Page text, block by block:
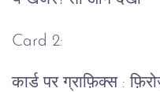
Card 2:
कार्ड पर ग्राफ़िक्स :